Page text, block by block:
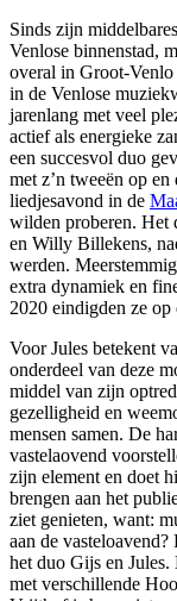
Sinds zijn
Venlose binnenstad,
overal in Groot-Venlo
in de Venlose
jarenlang met veel
actief als energieke
een succesvol duo
met z’n tweeën op
liedjesavond in de
wilden proberen. Het
en Willy Billekens,
werden.
extra dynamiek en
2020 eindigden ze op
Voor Jules betekent
onderdeel van deze
middel van zijn
gezelligheid en
mensen samen. De
vastelaovend
zijn element en doet
brengen aan het
ziet genieten, want:
aan de
het duo Gijs en Jules.
met verschillende